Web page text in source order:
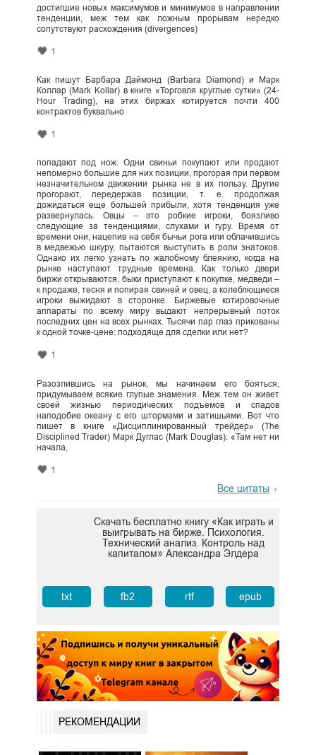
достигшие новых максимумов и минимумов в направлении
тенденции, меж тем как ложным прорывам нередко
сопутствуют расхождения (divergences)
1
Как пишут Барбара Даймонд (Barbara Diamond) и Марк
Коллар (Mark Kollar) в книге «Торговля круглые сутки» (24-
Hour Trading), на этих биржах котируется почти 400
контрактов буквально
1
попадают под нож. Одни свиньи покупают или продают
непомерно большие для них позиции, прогорая при первом
незначительном движении рынка не в их пользу. Другие
прогорают, передержав позиции, т. е. продолжая
дожидаться еще большей прибыли, хотя тенденция уже
развернулась. Овцы – это робкие игроки, боязливо
следующие за тенденциями, слухами и гуру. Время от
времени они, нацепив на себя бычьи рога или облачившись
в медвежью шкуру, пытаются выступить в роли знатоков.
Однако их легко узнать по жалобному блеянию, когда на
рынке наступают трудные времена. Как только двери
биржи открываются, быки приступают к покупке, медведи –
к продаже, тесня и попирая свиней и овец, а колеблющиеся
игроки выжидают в сторонке. Биржевые котировочные
аппараты по всему миру выдают непрерывный поток
последних цен на всех рынках. Тысячи пар глаз прикованы
к одной точке-цене: подходяще для сделки или нет?
1
Разозлившись на рынок, мы начинаем его бояться,
придумываем всякие глупые знамения. Меж тем он живет
своей жизнью периодических подъемов и спадов
наподобие океану с его штормами и затишьями. Вот что
пишет в книге «Дисциплинированный трейдер» (The
Disciplined Trader) Марк Дуглас (Mark Douglas): «Там нет ни
начала,
1
Все цитаты
Скачать бесплатно книгу «Как играть и
выигрывать на бирже. Психология.
Технический анализ. Контроль над
капиталом» Александра Элдера
txt fb2 rtf epub
РЕКОМЕНДАЦИИ